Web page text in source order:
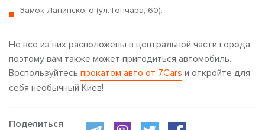
Замок Лапинского (ул. Гончара, 60).
Не все из них расположены в центральной части города:
поэтому вам также может пригодиться автомобиль.
Воспользуйтесь прокатом авто от 7Сars и откройте для
себя необычный Киев!
Поделиться